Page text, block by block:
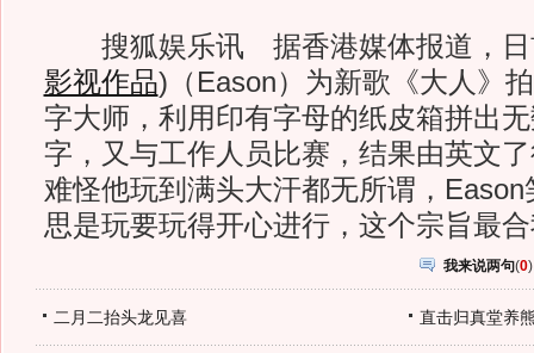
搜狐娱乐讯 据香港媒体报道，日
影视作品) （Eason）为新歌《大人》
字大师，利用印有字母的纸皮箱拼出
字，又与工作人员比赛，结果由英文
难怪他玩到满头大汗都无所谓，Eason
思是玩要玩得开心进行，这个宗旨最
我来说两句(0)
二月二抬头龙见喜 直击归真堂养